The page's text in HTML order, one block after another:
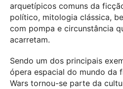
arquetípicos comuns da
político, mitologia clássica,
com pompa e circunstância
acarretam.
Sendo um dos principais
ópera espacial do mundo da
Wars tornou-se parte da